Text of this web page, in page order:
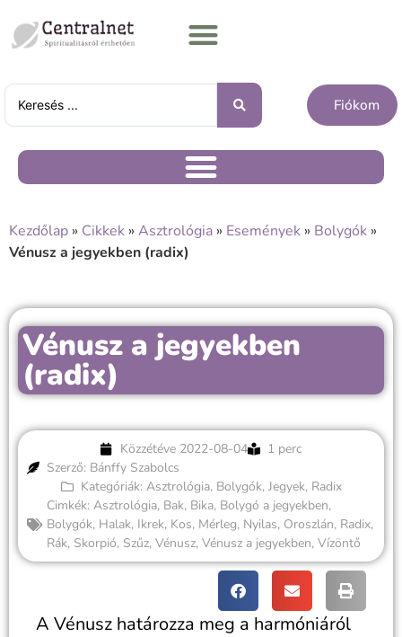
Fiókom
Kezdőlap » Cikkek » Asztrológia » Események » Bolygók »
Vénusz a jegyekben (radix)
Vénusz a jegyekben
(radix)
Közzétéve 2022-08-04
1 perc
Szerző: Bánffy Szabolcs
Kategóriák: Asztrológia, Bolygók, Jegyek, Radix
Cimkék: Asztrológia, Bak, Bika, Bolygó a jegyekben,
Bolygók, Halak, Ikrek, Kos, Mérleg, Nyilas, Oroszlán, Radix,
Rák, Skorpió, Szűz, Vénusz, Vénusz a jegyekben, Vízöntő
A Vénusz határozza meg a harmóniáról